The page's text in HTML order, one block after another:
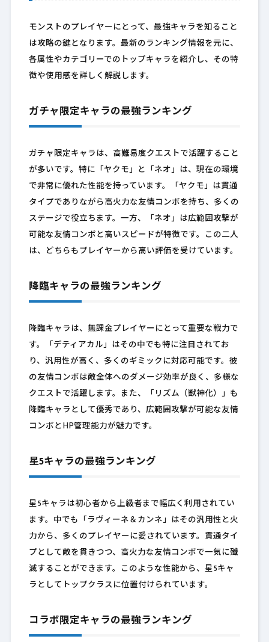
モンストのプレイヤーにとって、最強キャラを知ること
は攻略の鍵となります。最新のランキング情報を元に、
各属性やカテゴリーでのトップキャラを紹介し、その特
徴や使用感を詳しく解説します。
ガチャ限定キャラの最強ランキング
ガチャ限定キャラは、高難易度クエストで活躍すること
が多いです。特に「ヤクモ」と「ネオ」は、現在の環境
で非常に優れた性能を持っています。「ヤクモ」は貫通
タイプでありながら高火力な友情コンボを持ち、多くの
ステージで役立ちます。一方、「ネオ」は広範囲攻撃が
可能な友情コンボと高いスピードが特徴です。この二人
は、どちらもプレイヤーから高い評価を受けています。
降臨キャラの最強ランキング
降臨キャラは、無課金プレイヤーにとって重要な戦力で
す。「デティアカル」はその中でも特に注目されてお
り、汎用性が高く、多くのギミックに対応可能です。彼
の友情コンボは敵全体へのダメージ効率が良く、多様な
クエストで活躍します。また、「リズム（獣神化）」も
降臨キャラとして優秀であり、広範囲攻撃が可能な友情
コンボとHP管理能力が魅力です。
星5キャラの最強ランキング
星5キャラは初心者から上級者まで幅広く利用されてい
ます。中でも「ラヴィーネ＆カンネ」はその汎用性と火
力から、多くのプレイヤーに愛されています。貫通タイ
プとして敵を貫きつつ、高火力な友情コンボで一気に殲
滅することができます。このような性能から、星5キャ
ラとしてトップクラスに位置付けられています。
コラボ限定キャラの最強ランキング